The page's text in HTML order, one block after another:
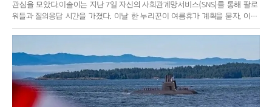
관심을 모았다.이솔이는 지난 7일 자신의 사회관계망서비스(SNS)를 통해 팔로
워들과 질의응답 시간을 가졌다. 이날 한 누리꾼이 여름휴가 계획을 묻자, 이솔
이는 “사실 당장은 계